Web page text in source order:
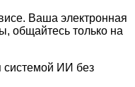
Ваша электронная
общайтесь только на
системой ИИ без